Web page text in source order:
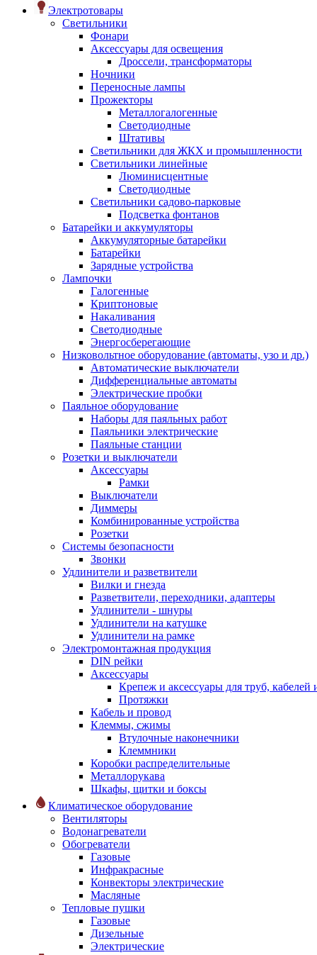
Электротовары
Светильники
Фонари
Аксессуары для освещения
Дроссели, трансформаторы
Ночники
Переносные лампы
Прожекторы
Металлогалогенные
Светодиодные
Штативы
Светильники для ЖКХ и промышленности
Светильники линейные
Люминисцентные
Светодиодные
Светильники садово-парковые
Подсветка фонтанов
Батарейки и аккумуляторы
Аккумуляторные батарейки
Батарейки
Зарядные устройства
Лампочки
Галогенные
Криптоновые
Накаливания
Светодиодные
Энергосберегающие
Низковольтное оборудование (автоматы, узо и др.)
Автоматические выключатели
Дифференциальные автоматы
Электрические пробки
Паяльное оборудование
Наборы для паяльных работ
Паяльники электрические
Паяльные станции
Розетки и выключатели
Аксессуары
Рамки
Выключатели
Диммеры
Комбинированные устройства
Розетки
Системы безопасности
Звонки
Удлинители и разветвители
Вилки и гнезда
Разветвители, переходники, адаптеры
Удлинители - шнуры
Удлинители на катушке
Удлинители на рамке
Электромонтажная продукция
DIN рейки
Аксессуары
Крепеж и аксессуары для труб, кабелей
Протяжки
Кабель и провод
Клеммы, сжимы
Втулочные наконечники
Клеммники
Коробки распределительные
Металлорукава
Шкафы, щитки и боксы
Климатическое оборудование
Вентиляторы
Водонагреватели
Обогреватели
Газовые
Инфракрасные
Конвекторы электрические
Масляные
Тепловые пушки
Газовые
Дизельные
Электрические